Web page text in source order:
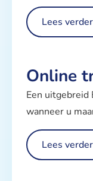
Lees verder
Online
Een uitgebreid
wanneer u
Lees verder